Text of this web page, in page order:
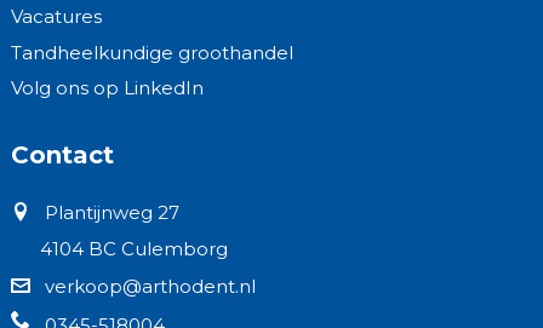
Vacatures
Tandheelkundige groothandel
Volg ons op LinkedIn
Contact
Plantijnweg 27
4104 BC Culemborg
verkoop@arthodent.nl